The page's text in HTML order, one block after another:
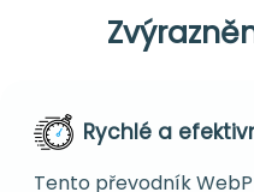
Rychlé a
Tento převodník